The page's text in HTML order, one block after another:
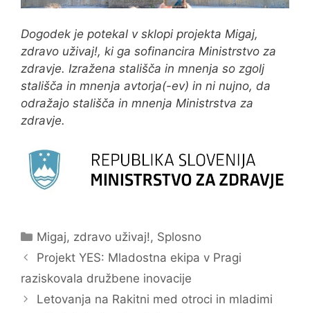
Dogodek je potekal v sklopi projekta Migaj,
zdravo uživaj!, ki ga sofinancira Ministrstvo za
zdravje. Izražena stališča in mnenja so zgolj
stališča in mnenja avtorja(-ev) in ni nujno, da
odražajo stališča in mnenja Ministrstva za
zdravje.
Categories
Migaj, zdravo uživaj!, Splosno
Projekt YES: Mladostna ekipa v Pragi
raziskovala družbene inovacije
Letovanja na Rakitni med otroci in mladimi